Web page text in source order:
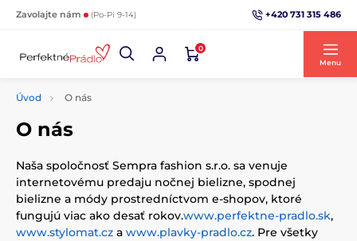
Zavolajte nám (Po-Pi 9-14) +420 731 315 486
0
Menu
Úvod O nás
O nás
Naša spoločnosť Sempra fashion s.r.o. sa venuje
internetovému predaju nočnej bielizne, spodnej
bielizne a módy prostredníctvom e-shopov, ktoré
fungujú viac ako desať rokov.www.perfektne-pradlo.sk,
www.stylomat.cz a www.plavky-pradlo.cz. Pre všetky